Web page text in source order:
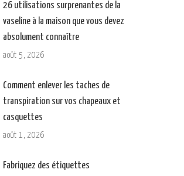
26 utilisations surprenantes de la
vaseline à la maison que vous devez
absolument connaître
août 5, 2026
Comment enlever les taches de
transpiration sur vos chapeaux et
casquettes
août 1, 2026
Fabriquez des étiquettes